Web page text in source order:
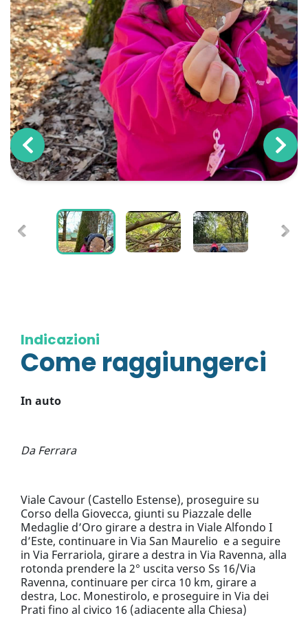
Previous Next
Indicazioni
Come raggiungerci
In auto
Da Ferrara
Viale Cavour (Castello Estense), proseguire su
Corso della Giovecca, giunti su Piazzale delle
Medaglie d’Oro girare a destra in Viale Alfondo I
d’Este, continuare in Via San Maurelio e a seguire
in Via Ferrariola, girare a destra in Via Ravenna, alla
rotonda prendere la 2° uscita verso Ss 16/Via
Ravenna, continuare per circa 10 km, girare a
destra, Loc. Monestirolo, e proseguire in Via dei
Prati fino al civico 16 (adiacente alla Chiesa)